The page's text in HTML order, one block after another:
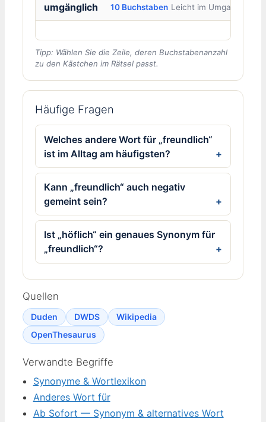
umgänglich 10 Buchstaben Leicht im Umgang
Tipp: Wählen Sie die Zeile, deren Buchstabenanzahl
zu den Kästchen im Rätsel passt.
Häufige Fragen
Welches andere Wort für „freundlich“
ist im Alltag am häufigsten?
Kann „freundlich“ auch negativ
gemeint sein?
Ist „höflich“ ein genaues Synonym für
„freundlich“?
Quellen
Duden DWDS
Wikipedia
OpenThesaurus
Verwandte Begriffe
Synonyme & Wortlexikon
Anderes Wort für
Ab Sofort — Synonym & alternatives Wort